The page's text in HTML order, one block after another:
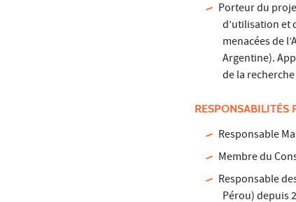
Porteur du
d’utilisation et
menacées de
Argentine).
de la recherche
RESPONSABILITÉS
Responsable
Membre du
Responsable
Pérou) depuis